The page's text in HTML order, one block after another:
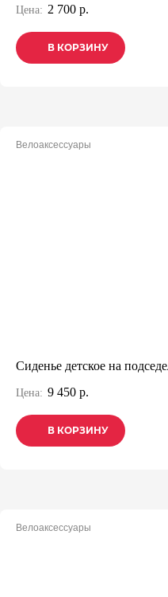
Цена: 2 700 р.
В КОРЗИНУ
В КОРЗИНУ
В КОРЗИНУ
Велоаксессуары
Сиденье детское на
Цена: 9 450 р.
В КОРЗИНУ
В КОРЗИНУ
В КОРЗИНУ
Велоаксессуары